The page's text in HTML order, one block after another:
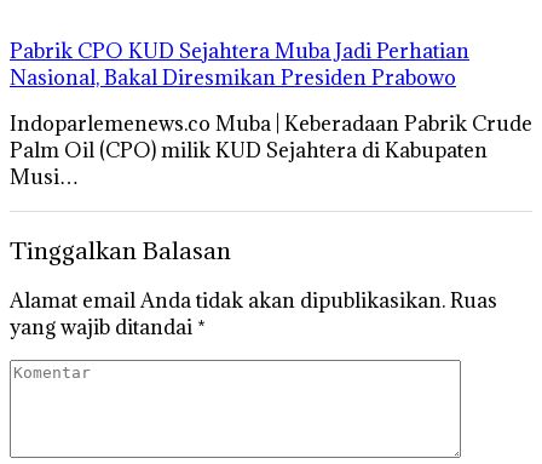
Pabrik CPO KUD Sejahtera Muba Jadi Perhatian
Nasional, Bakal Diresmikan Presiden Prabowo
Indoparlemenews.co Muba | Keberadaan Pabrik Crude
Palm Oil (CPO) milik KUD Sejahtera di Kabupaten
Musi…
Tinggalkan Balasan
Alamat email Anda tidak akan dipublikasikan.Ruas
yang wajib ditandai *